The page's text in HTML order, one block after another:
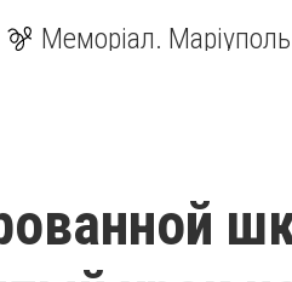
Меморіал. Маріуполь